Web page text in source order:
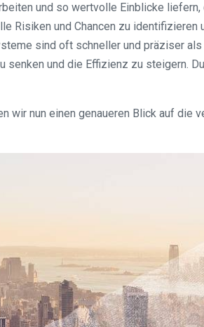
und so wertvolle Einblicke
Risiken und Chancen zu identifizieren
sind oft schneller und präziser
senken und die Effizienz zu steigern.
wir nun einen genaueren Blick auf die